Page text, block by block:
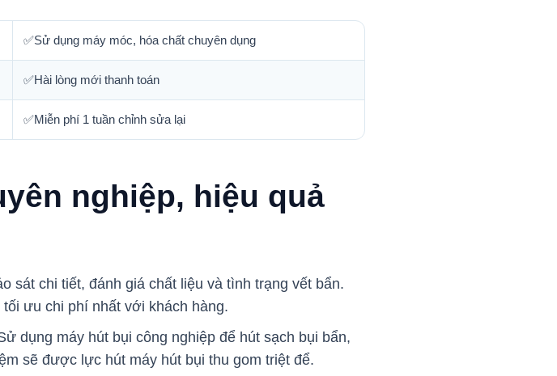
✅Sử dụng máy móc, hóa chất chuyên dụng
✅Hài lòng mới thanh toán
✅Miễn phí 1 tuần chỉnh sửa lại
nghiệp, hiệu quả
sát chi tiết, đánh giá chất liệu và tình trạng vết bẩn.
ưu chi phí nhất với khách hàng.
dụng máy hút bụi công nghiệp để hút sạch bụi bẩn,
sẽ được lực hút máy hút bụi thu gom triệt để.